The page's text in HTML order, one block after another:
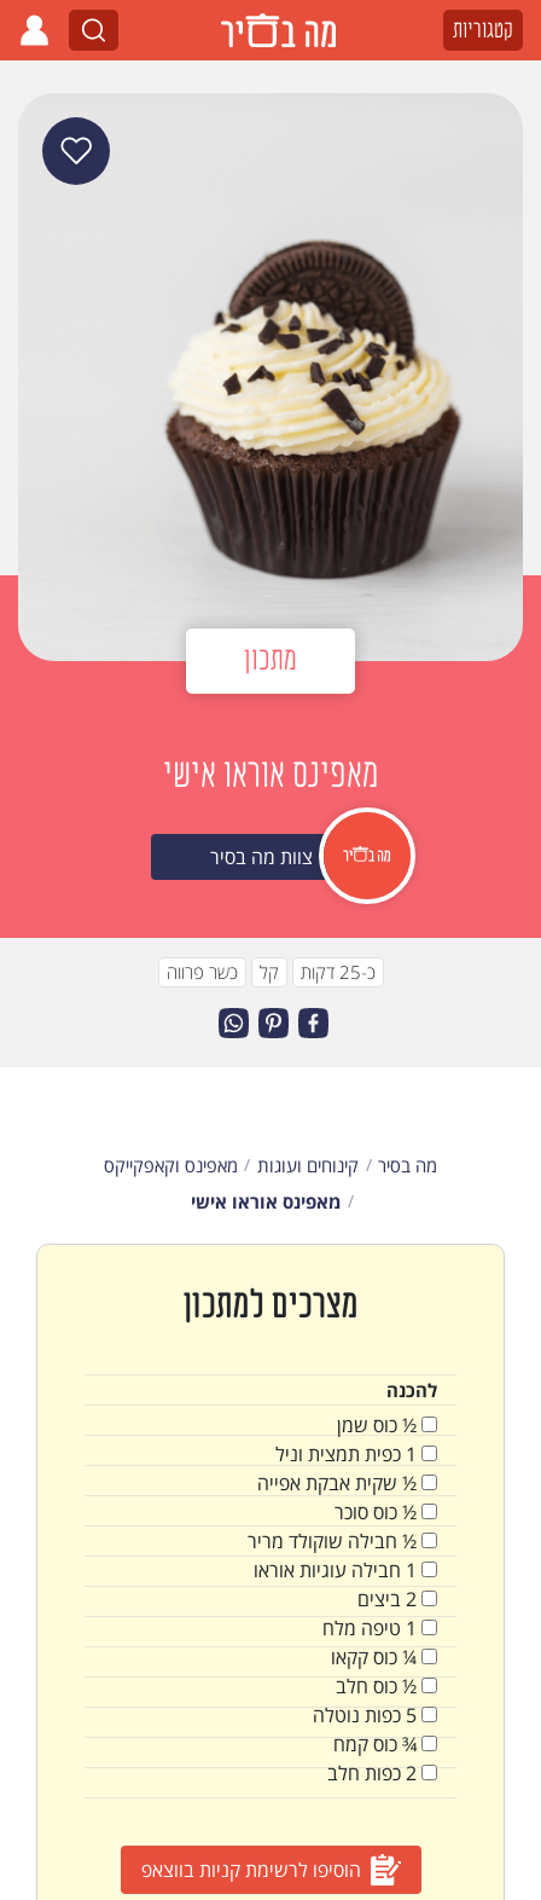
קטגוריות
מתכון
מאפינס אוראו אישי
צוות מה בסיר
כ-25 דקות קל כשר פרווה
מה בסיר קינוחים ועוגות
מאפינס וקאפקייקס
מאפינס אוראו אישי
מצרכים למתכון
להכנה
½כוס שמן
1 כפית תמצית וניל
½ שקיתאבקת אפייה
½כוססוכר
½ חבילה שוקולד מריר
1 חבילה עוגיות אוראו
2ביצים
1 טיפה מלח
¼כוסקקאו
½כוס חלב
5 כפות נוטלה
¾כוסקמח
2כפות חלב
הוסיפו לרשימת קניות בווצאפ